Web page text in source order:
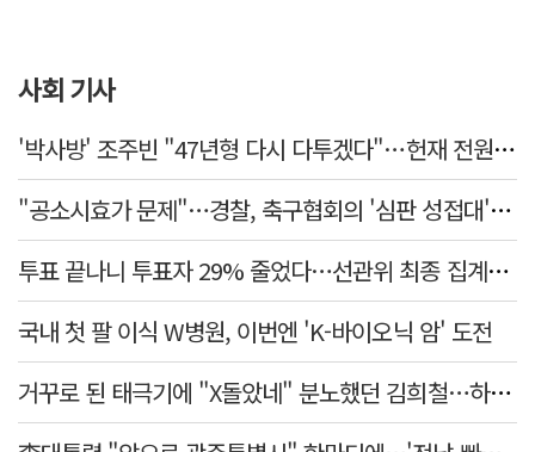
사회 기사
'박사방' 조주빈 "47년형 다시 다투겠다"…헌재 전원일치 기각
"공소시효가 문제"…경찰, 축구협회의 '심판 성접대' 수사 여부 검토한다
투표 끝나니 투표자 29% 줄었다…선관위 최종 집계서 수백명 '증발'
국내 첫 팔 이식 W병원, 이번엔 'K-바이오닉 암' 도전
거꾸로 된 태극기에 "X돌았네" 분노했던 김희철…하루만에 사과